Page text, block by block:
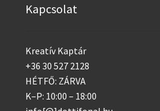
Kapcsolat
Kreatív Kaptár
+36 30 527 2128
HÉTFŐ: ZÁRVA
K–P: 10:00 – 18:00